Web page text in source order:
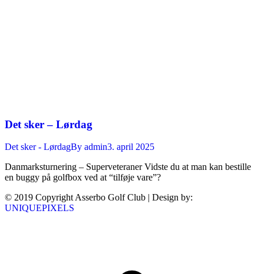
Det sker – Lørdag
Det sker - LørdagBy admin3. april 2025
Danmarksturnering – Superveteraner Vidste du at man kan bestille
en buggy på golfbox ved at “tilføje vare”?
© 2019 Copyright Asserbo Golf Club | Design by:
UNIQUEPIXELS